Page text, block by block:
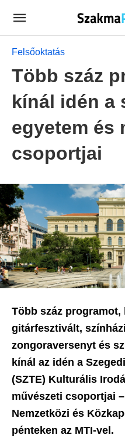
Felsőoktatás
Több száz
kínál idén a
egyetem és
csoportjai
Több száz programot,
gitárfesztivált,
zongoraversenyt és
kínál az idén a
(SZTE) Kulturális
művészeti csoportjai
Nemzetközi és
pénteken az MTI-vel.